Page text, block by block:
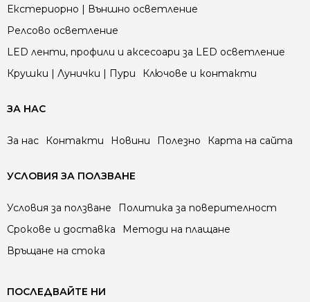
Екстериорно | Външно осветление
Релсово осветление
LED ленти, профили и аксесоари за LED осветление
Крушки | Лунички | Пури
Ключове и контакти
ЗА НАС
За нас Контакти Новини Полезно Карта на сайта
УСЛОВИЯ ЗА ПОЛЗВАНЕ
Условия за ползване
Политика за поверителност
Срокове и доставка
Методи на плащане
Връщане на стока
ПОСЛЕДВАЙТЕ НИ